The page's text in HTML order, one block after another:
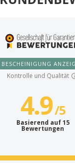
BESCHEINIGUNG
Kontrolle und Qualität
4.9/5
Basierend auf 15
Bewertungen